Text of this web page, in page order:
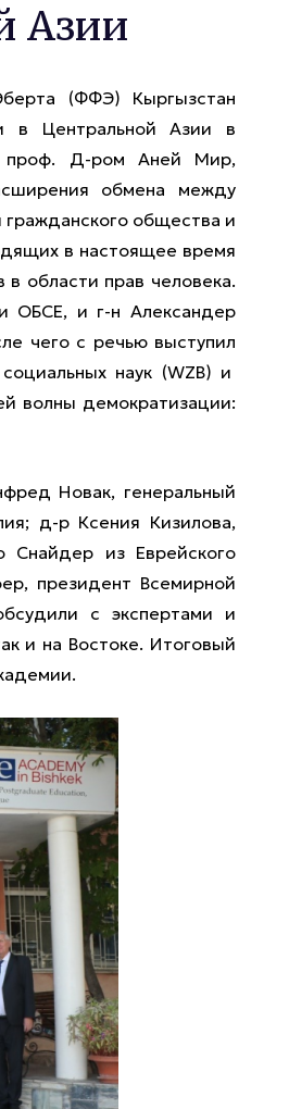
Азии
(ФФЭ) Кыргызстан
в Центральной Азии в
проф. Д-ром Аней Мир,
обмена между
общества и
в настоящее время
области прав человека.
ОБСЕ, и г-н Александер
чего с речью выступил
наук (WZB) и
волны демократизации:
Новак, генеральный
д-р Ксения Кизилова,
Снайдер из Еврейского
президент Всемирной
с экспертами и
и на Востоке. Итоговый